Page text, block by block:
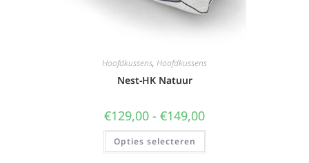
Hoofdkussens, Hoofdkussens
Nest-HK Natuur
€129,00 - €149,00
Opties selecteren